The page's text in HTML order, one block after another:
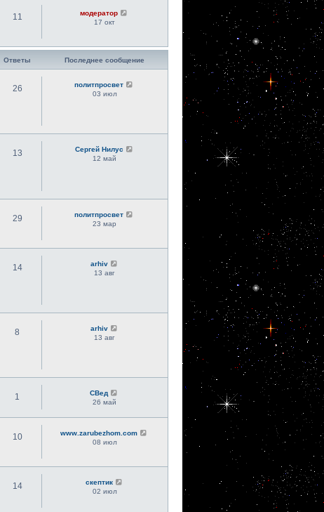
11
модератор
17 окт
Ответы Последнее сообщение
26
политпросвет
03 июл
13
Сергей Нилус
12 май
29
политпросвет
23 мар
14
arhiv
13 авг
8
arhiv
13 авг
1
СВед
26 май
10
www.zarubezhom.com
08 июл
14
скептик
02 июл